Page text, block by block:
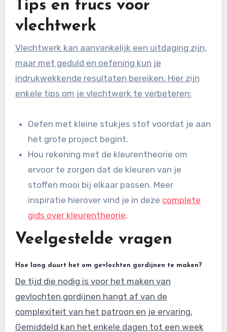
Tips en trucs voor
vlechtwerk
Vlechtwerk kan aanvankelijk een uitdaging zijn,
maar met geduld en oefening kun je
indrukwekkende resultaten bereiken. Hier zijn
enkele tips om je vlechtwerk te verbeteren:
Oefen met kleine stukjes stof voordat je aan
het grote project begint.
Hou rekening met de kleurentheorie om
ervoor te zorgen dat de kleuren van je
stoffen mooi bij elkaar passen. Meer
inspiratie hierover vind je in deze complete
gids over kleurentheorie.
Veelgestelde vragen
Hoe lang duurt het om gevlochten gordijnen te maken?
De tijd die nodig is voor het maken van
gevlochten gordijnen hangt af van de
complexiteit van het patroon en je ervaring.
Gemiddeld kan het enkele dagen tot een week